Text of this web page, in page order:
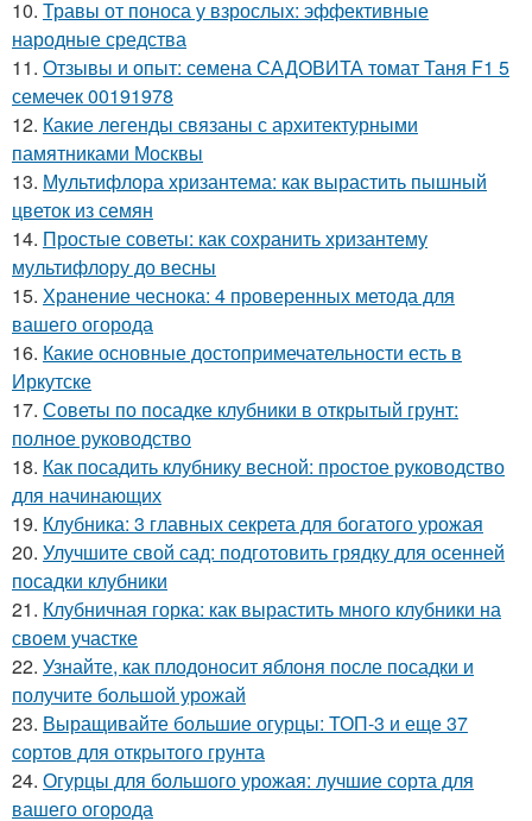
10. Травы от поноса у взрослых: эффективные
народные средства
11. Отзывы и опыт: семена САДОВИТА томат Таня F1 5
семечек 00191978
12. Какие легенды связаны с архитектурными
памятниками Москвы
13. Мультифлора хризантема: как вырастить пышный
цветок из семян
14. Простые советы: как сохранить хризантему
мультифлору до весны
15. Хранение чеснока: 4 проверенных метода для
вашего огорода
16. Какие основные достопримечательности есть в
Иркутске
17. Советы по посадке клубники в открытый грунт:
полное руководство
18. Как посадить клубнику весной: простое руководство
для начинающих
19. Клубника: 3 главных секрета для богатого урожая
20. Улучшите свой сад: подготовить грядку для осенней
посадки клубники
21. Клубничная горка: как вырастить много клубники на
своем участке
22. Узнайте, как плодоносит яблоня после посадки и
получите большой урожай
23. Выращивайте большие огурцы: ТОП-3 и еще 37
сортов для открытого грунта
24. Огурцы для большого урожая: лучшие сорта для
вашего огорода